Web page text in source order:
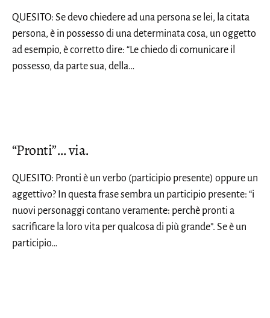
QUESITO: Se devo chiedere ad una persona se lei, la citata
persona, è in possesso di una determinata cosa, un oggetto
ad esempio, è corretto dire: “Le chiedo di comunicare il
possesso, da parte sua, della…
“Pronti”… via.
QUESITO: Pronti è un verbo (participio presente) oppure un
aggettivo? In questa frase sembra un participio presente: “i
nuovi personaggi contano veramente: perchè pronti a
sacrificare la loro vita per qualcosa di più grande”. Se è un
participio…